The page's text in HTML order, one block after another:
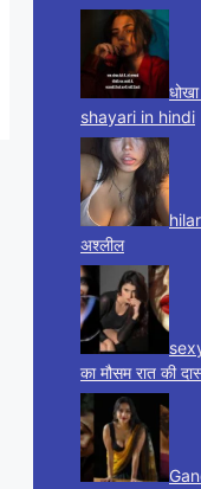
shayari in hindi
अश्लील
का मौसम रात की